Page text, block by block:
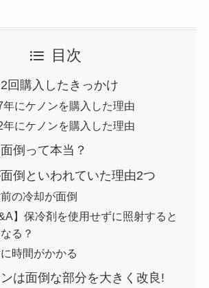
目次
回購入したきっかけ
年にケノンを購入した理由
年にケノンを購入した理由
倒って本当？
倒といわれていた理由2つ
の冷却が面倒
】保冷剤を使用せずに照射すると
る？
時間がかかる
は面倒な部分を大きく改良!